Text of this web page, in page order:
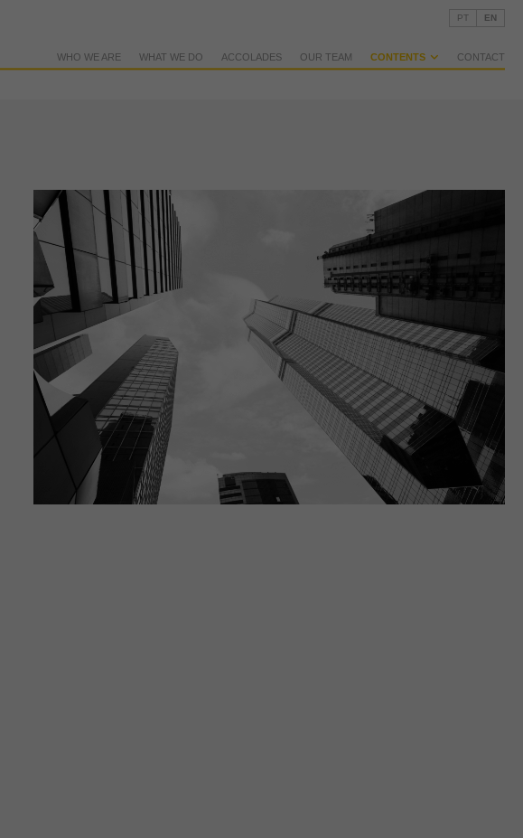
WHO WE ARE WHAT WE DO ACCOLADES OUR TEAM CONTENTS CONTACT
PT EN